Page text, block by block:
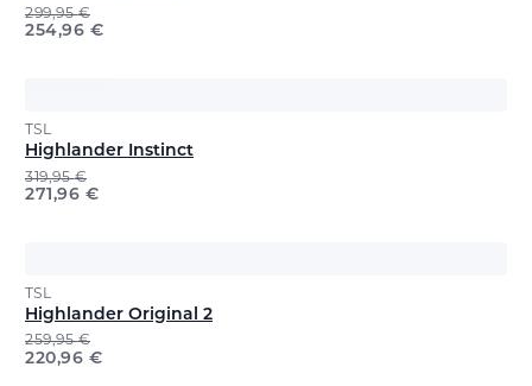
299,95€
254,96 €
TSL
Highlander Instinct
319,95€
271,96 €
TSL
Highlander Original 2
259,95€
220,96 €